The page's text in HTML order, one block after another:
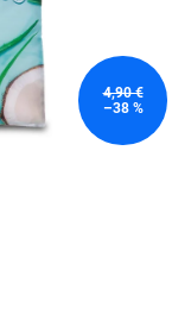
4,90 €
–38 %